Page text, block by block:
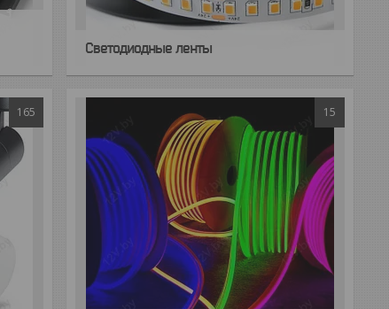
Светодиодные ленты
165 15